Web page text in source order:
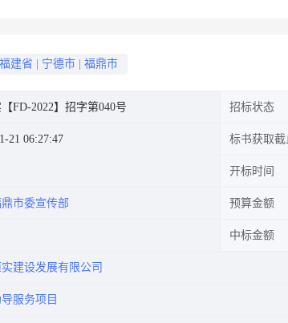
福建省 宁德市 福鼎市
FD-2022】招字第040号 招标状态
21 06:27:47 标书获取截
开标时间
市委宣传部 预算金额
中标金额
建设发展有限公司
服务项目